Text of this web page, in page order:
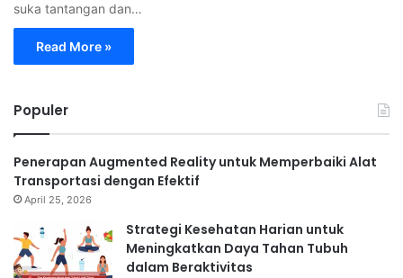
suka tantangan dan…
Read More »
Populer
Penerapan Augmented Reality untuk Memperbaiki Alat
Transportasi dengan Efektif
April 25, 2026
Strategi Kesehatan Harian untuk
Meningkatkan Daya Tahan Tubuh
dalam Beraktivitas